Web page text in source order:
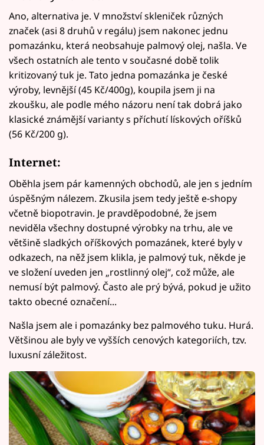
Ano, alternativa je. V množství skleniček různých
značek (asi 8 druhů v regálu) jsem nakonec jednu
pomazánku, která neobsahuje palmový olej, našla. Ve
všech ostatních ale tento v současné době tolik
kritizovaný tuk je. Tato jedna pomazánka je české
výroby, levnější (45 Kč/400g), koupila jsem ji na
zkoušku, ale podle mého názoru není tak dobrá jako
klasické známější varianty s příchutí lískových oříšků
(56 Kč/200 g).
Internet:
Oběhla jsem pár kamenných obchodů, ale jen s jedním
úspěšným nálezem. Zkusila jsem tedy ještě e-shopy
včetně biopotravin. Je pravděpodobné, že jsem
neviděla všechny dostupné výrobky na trhu, ale ve
většině sladkých oříškových pomazánek, které byly v
odkazech, na něž jsem klikla, je palmový tuk, někde je
ve složení uveden jen „rostlinný olej“, což může, ale
nemusí být palmový. Často ale prý bývá, pokud je užito
takto obecné označení...
Našla jsem ale i pomazánky bez palmového tuku. Hurá.
Většinou ale byly ve vyšších cenových kategoriích, tzv.
luxusní záležitost.